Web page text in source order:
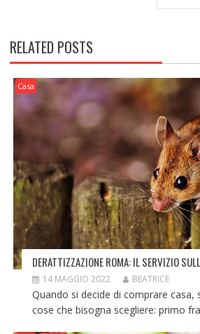
RELATED POSTS
Casa
DERATTIZZAZIONE ROMA: IL SERVIZIO
14 MAGGIO 2022 BEATRICE
Quando si decide di comprare casa,
cose che bisogna scegliere: primo